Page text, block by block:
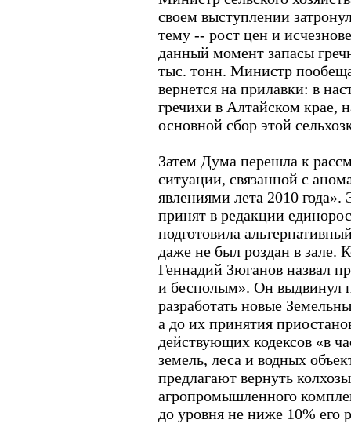
своем выступлении
тему -- рост цен и
данный момент запасы
тыс. тонн. Министр
вернется на прилавки: в
гречихи в Алтайском крае,
основной сбор этой
Затем Дума перешла к
ситуации, связанной с
явлениями лета 2010
принят в редакции
подготовила
даже не был роздан в зале.
Геннадий Зюганов назвал
и бесполым». Он выдвинул
разработать новые
а до их принятия
действующих кодексов «в
земель, леса и водных
предлагают вернуть
агропромышленного
до уровня не ниже 10% его